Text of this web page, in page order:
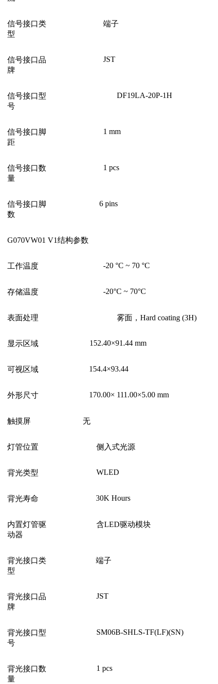
信号接口类
型
端子
信号接口品
牌
JST
信号接口型
号
DF19LA-20P-1H
信号接口脚
距
1 mm
信号接口数
量
1 pcs
信号接口脚
数
6 pins
G070VW01 V1结构参数
工作温度 -20 °C ~ 70 °C
存储温度 -20°C ~ 70°C
表面处理 雾面，Hard coating (3H)
显示区域 152.40×91.44 mm
可视区域 154.4×93.44
外形尺寸 170.00× 111.00×5.00 mm
触摸屏 无
灯管位置 侧入式光源
背光类型 WLED
背光寿命 30K Hours
内置灯管驱
动器
含LED驱动模块
背光接口类
型
端子
背光接口品
牌
JST
背光接口型
号
SM06B-SHLS-TF(LF)(SN)
背光接口数
量
1 pcs